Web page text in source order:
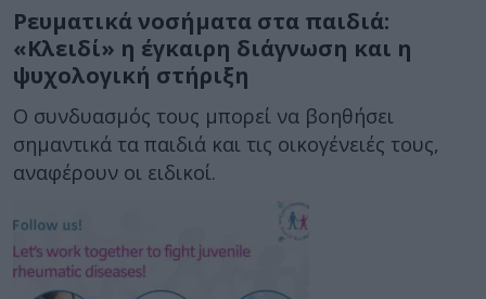
Ρευματικά νοσήματα στα παιδιά:
«Κλειδί» η έγκαιρη διάγνωση και η
ψυχολογική στήριξη
Ο συνδυασμός τους μπορεί να βοηθήσει
σημαντικά τα παιδιά και τις οικογένειές τους,
αναφέρουν οι ειδικοί.